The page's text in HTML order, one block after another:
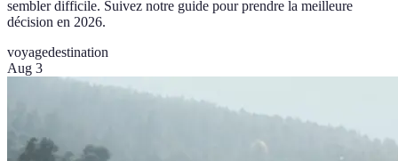
sembler difficile. Suivez notre guide pour prendre la meilleure
décision en 2026.
voyagedestination
Aug 3